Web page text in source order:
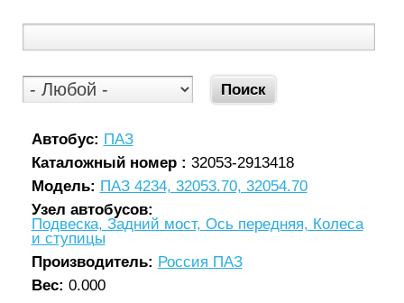
Автобус: ПАЗ
Каталожный номер : 32053-2913418
Модель: ПАЗ 4234, 32053.70, 32054.70
Узел автобусов:
Подвеска, Задний мост, Ось передняя, Колеса
и ступицы
Производитель: Россия ПАЗ
Вес: 0.000